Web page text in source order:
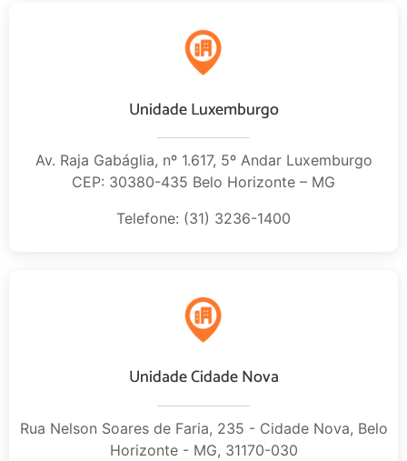
Unidade Luxemburgo
Av. Raja Gabáglia, nº 1.617, 5º Andar Luxemburgo
CEP: 30380-435 Belo Horizonte – MG
Telefone: (31) 3236-1400
Unidade Cidade Nova
Rua Nelson Soares de Faria, 235 - Cidade Nova, Belo
Horizonte - MG, 31170-030